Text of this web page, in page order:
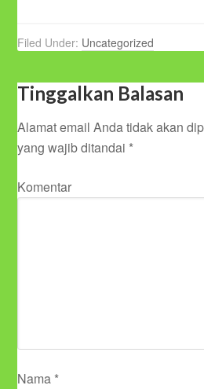
Filed Under: Uncategorized
Tinggalkan Balasan
Alamat email Anda tidak akan
yang wajib ditandai *
Komentar
Nama *